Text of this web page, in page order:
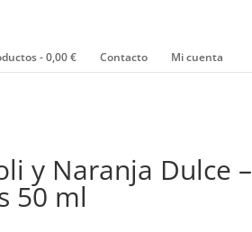
0,00 € Contacto Mi cuenta
y Naranja Dulce –
50 ml